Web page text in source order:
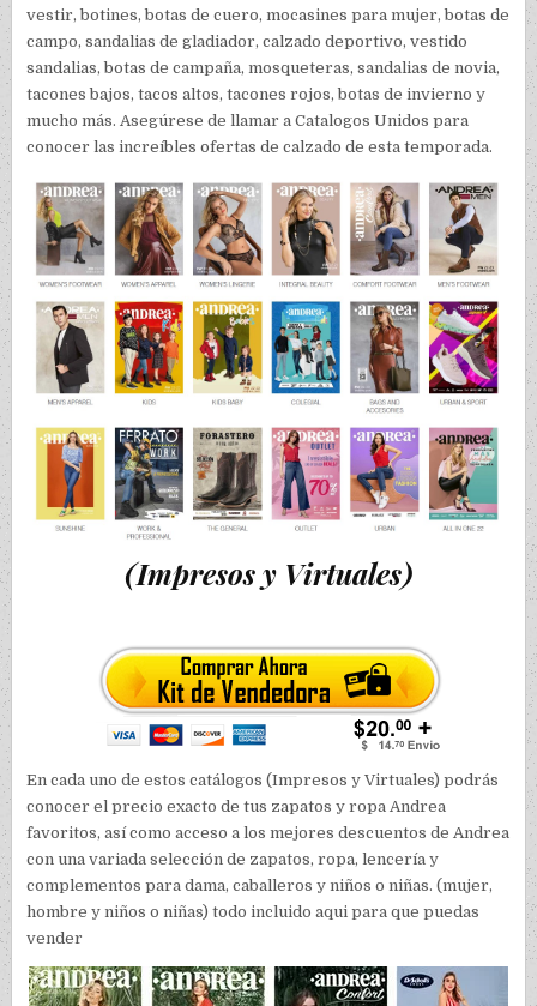
vestir, botines, botas de cuero, mocasines para mujer, botas de
campo, sandalias de gladiador, calzado deportivo, vestido
sandalias, botas de campaña, mosqueteras, sandalias de novia,
tacones bajos, tacos altos, tacones rojos, botas de invierno y
mucho más. Asegúrese de llamar a Catalogos Unidos para
conocer las increíbles ofertas de calzado de esta temporada.
(Impresos y Virtuales)
En cada uno de estos catálogos (Impresos y Virtuales) podrás
conocer el precio exacto de tus zapatos y ropa Andrea
favoritos, así como acceso a los mejores descuentos de Andrea
con una variada selección de zapatos, ropa, lencería y
complementos para dama, caballeros y niños o niñas. (mujer,
hombre y niños o niñas) todo incluido aqui para que puedas
vender